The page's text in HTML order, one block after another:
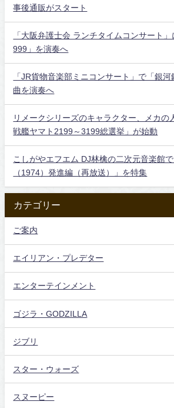
事後通販がスタート
「大阪弁護士会 ランチタイムコンサート
999」を演奏へ
「JR貨物音楽部ミニコンサート」で「銀
曲を演奏へ
リメークシリーズのキャラクター、メカの
戦艦ヤマト2199～3199総選挙」が始動
こしがやエフエム DJ林檎の二次元音楽館
（1974）発進編（再放送）」を特集
カテゴリー
ご案内
エイリアン・プレデター
エンターテインメント
ゴジラ・GODZILLA
ジブリ
スター・ウォーズ
スヌーピー